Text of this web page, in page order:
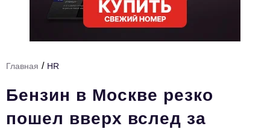
Премия "Тульский Бизнес"
История тульского предпринимательства
Тема номера
HR
Главная / HR
Бензин в Москве резко
пошел вверх вслед за